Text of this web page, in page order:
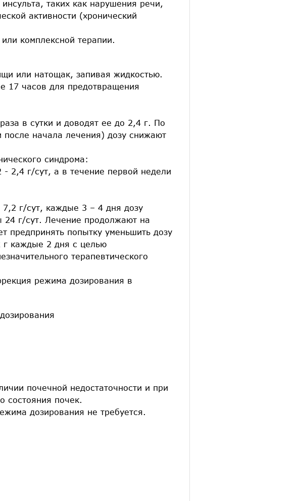
таких как нарушения речи,
активности (хронический
комплексной терапии.
или натощак, запивая жидкостью.
17 часов для предотвращения
в сутки и доводят ее до 2,4 г. По
после начала лечения) дозу снижают
синдрома:
2,4 г/сут, а в течение первой недели
г/сут, каждые 3 – 4 дня дозу
г/сут. Лечение продолжают на
предпринять попытку уменьшить дозу
г каждые 2 дня с целью
терапевтического
режима дозирования в
почечной недостаточности и при
состояния почек.
дозирования не требуется.